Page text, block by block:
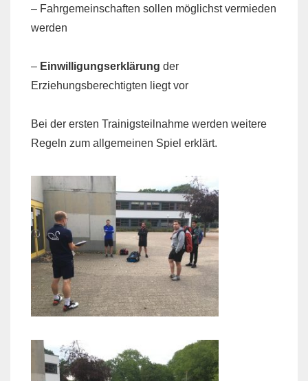
– Fahrgemeinschaften sollen möglichst vermieden
werden
– Einwilligungserklärung der
Erziehungsberechtigten liegt vor
Bei der ersten Trainigsteilnahme werden weitere
Regeln zum allgemeinen Spiel erklärt.